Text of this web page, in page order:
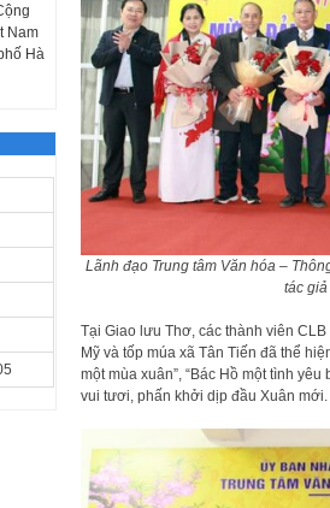
Lãnh đạo Trung tâm Văn hóa –
tác
Tại Giao lưu Thơ, các thành viên
Mỹ và tốp múa xã Tân Tiến đã thể
một mùa xuân”, “Bác Hồ một tình
vui tươi, phấn khởi dịp đầu Xuân mới.
Nam
Hà